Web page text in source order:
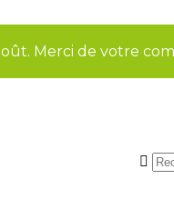
Merci de votre
